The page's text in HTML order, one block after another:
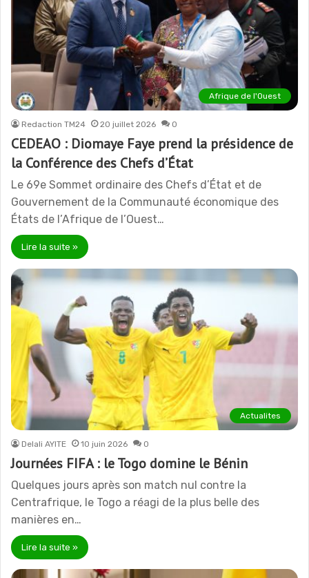
Afrique de l'Ouest
Redaction TM24 20 juillet 2026 0
CEDEAO : Diomaye Faye prend la présidence de
la Conférence des Chefs d’État
Le 69e Sommet ordinaire des Chefs d’État et de
Gouvernement de la Communauté économique des
États de l’Afrique de l’Ouest…
Lire la suite »
Actualites
Delali AYITE 10 juin 2026 0
Journées FIFA : le Togo domine le Bénin
Quelques jours après son match nul contre la
Centrafrique, le Togo a réagi de la plus belle des
manières en…
Lire la suite »